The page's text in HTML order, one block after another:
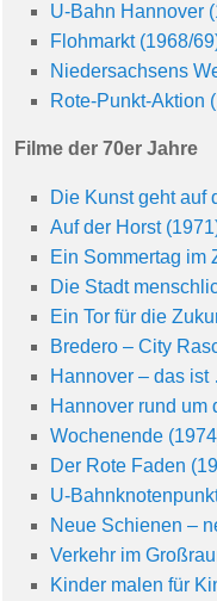
U-Bahn Hannover
Flohmarkt (1968/
Niedersachsens
Rote-Punkt-Aktion
Filme der 70er Jahre
Die Kunst geht auf
Auf der Horst
Ein Sommertag im
Die Stadt
Ein Tor für die
Bredero – City
Hannover – das
Hannover rund um
Wochenende
Der Rote Faden
U-
Neue Schienen –
Verkehr im
Kinder malen für